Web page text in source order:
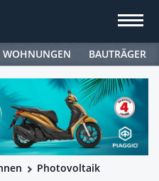
WOHNUNGEN BAUTRÄGER
Photovoltaik